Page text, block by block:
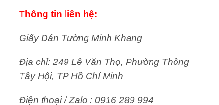
Thông tin liên hệ:
Giấy Dán Tường Minh Khang
Địa chỉ: 249 Lê Văn Thọ, Phường Thông
Tây Hội, TP Hồ Chí Minh
Điện thoại / Zalo : 0916 289 994